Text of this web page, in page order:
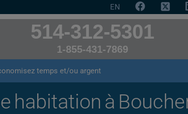
EN
514-312-5301
1-855-431-7869
temps et/ou argent
habitation à